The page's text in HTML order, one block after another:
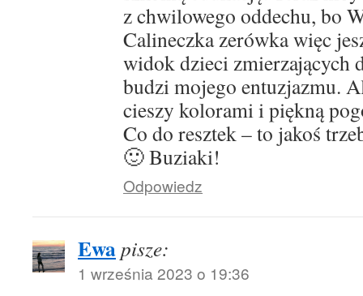
z chwilowego oddechu, bo
Calineczka zerówka więc
widok dzieci zmierzających
budzi mojego entuzjazmu.
cieszy kolorami i piękną
Co do resztek – to jakoś
🙂 Buziaki!
Odpowiedz
Ewapisze:
1 września 2023 o 19:36